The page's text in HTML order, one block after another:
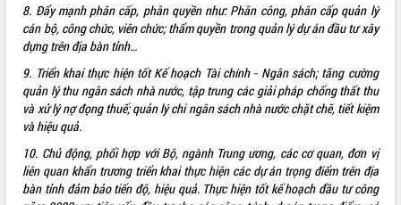
ứng để giữ vững thị trường xuất khẩu
Diễn đàn Kinh tế tư nhân Việt Nam đột
phá cơ chế - Hợp tác công tư
Đề án 06 tạo bước ngoặt đột phá trong
cải cách hành chính tỉnh Đắk Lắk
Kết nối tour, đẩy mạnh chuyển đổi số
để phát triển du lịch Đắk Lắk
Khởi động Dự án Đầu tư xây dựng hạ
tầng kỹ thuật Cụm công nghiệp Tân
Tiến
8. Đẩy mạnh phân cấp, phân quyền như: Phân công, phân cấp quản lý
cán bộ, công chức, viên chức; thẩm quyền trong quản lý dự án đầu tư xây
dựng trên địa bàn tỉnh…
9. Triển khai thực hiện tốt Kế hoạch Tài chính - Ngân sách; tăng cường
quản lý thu ngân sách nhà nước, tập trung các giải pháp chống thất thu
và xử lý nợ đọng thuế; quản lý chi ngân sách nhà nước chặt chẽ, tiết kiệm
và hiệu quả.
10. Chủ động, phối hợp với Bộ, ngành Trung ương, các cơ quan, đơn vị
liên quan khẩn trương triển khai thực hiện các dự án trọng điểm trên địa
bàn tỉnh đảm bảo tiến độ, hiệu quả. Thực hiện tốt kế hoạch đầu tư công